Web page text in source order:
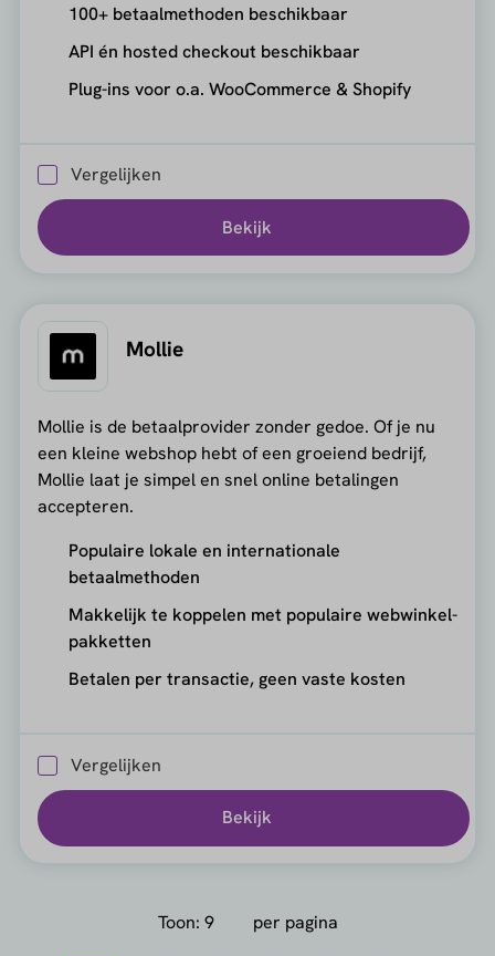
100+ betaalmethoden beschikbaar
API én hosted checkout beschikbaar
Plug-ins voor o.a. WooCommerce & Shopify
Vergelijken
Bekijk
Mollie
Mollie is de betaalprovider zonder gedoe. Of je nu
een kleine webshop hebt of een groeiend bedrijf,
Mollie laat je simpel en snel online betalingen
accepteren.
Populaire lokale en internationale
betaalmethoden
Makkelijk te koppelen met populaire webwinkel-
pakketten
Betalen per transactie, geen vaste kosten
Vergelijken
Bekijk
Toon: per pagina